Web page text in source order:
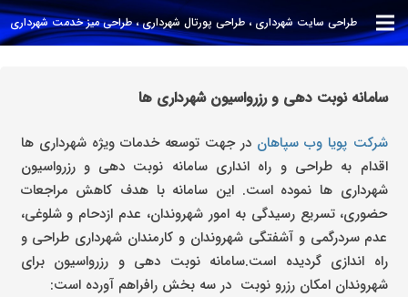
طراحی سایت شهرداری ، طراحی پورتال شهرداری ، طراحی میز خدمت شهرداری
سامانه نوبت دهی و رزرواسیون شهرداری ها
شرکت پویا وب سپاهان در جهت توسعه خدمات ویژه شهرداری ها
اقدام به طراحی و راه انداری سامانه نوبت دهی و رزرواسیون
شهرداری ها نموده است. این سامانه با هدف کاهش مراجعات
حضوری، تسریع رسیدگی به امور شهروندان، عدم ازدحام و شلوغی،
عدم سردرگمی و آشفتگی شهروندان و کارمندان شهرداری طراحی و
راه اندازی گردیده است.سامانه نوبت دهی و رزرواسیون برای
شهروندان امکان رزرو نوبت در سه بخش رافراهم آورده است: